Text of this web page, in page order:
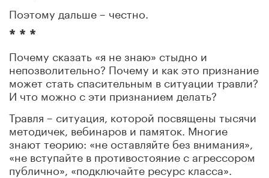
Поэтому дальше – честно.
* * *
Почему сказать «я не знаю» стыдно и
непозволительно? Почему и как это признание
может стать спасительным в ситуации травли?
И что можно с эти признанием делать?
Травля – ситуация, которой посвящены тысячи
методичек, вебинаров и памяток. Многие
знают теорию: «не оставляйте без внимания»,
«не вступайте в противостояние с агрессором
публично», «подключайте ресурс класса».